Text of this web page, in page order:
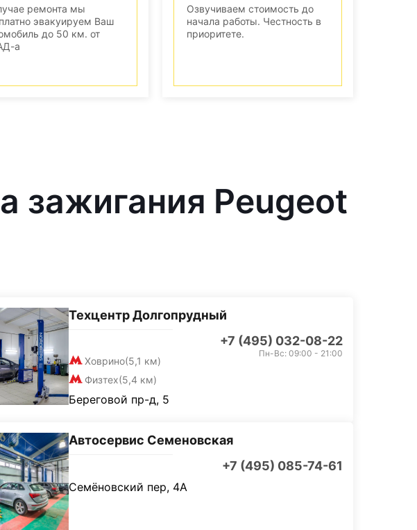
ремонта мы
эвакуируем Ваш
до 50 км. от
а
Озвучиваем стоимость до
начала работы. Честность в
приоритете.
зажигания Peugeot
Техцентр Долгопрудный
+7 (495) 032-08-22
Ховрино(5,1 км)
Физтех(5,4 км)
Пн-Вс: 09:00 - 21:00
Береговой пр-д, 5
Автосервис Семеновская
+7 (495) 085-74-61
Семёновский пер, 4А